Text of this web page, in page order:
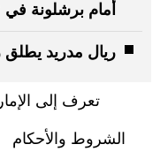
أمام برشلونة في
ريال مدريد يطلق
تعرف إلى
الشروط والأحكام